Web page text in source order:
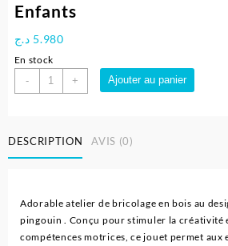
Enfants
5.980 د.ج
En stock
-
quantité
de
Bbricolage
en
Enfants
+ Ajouter au panier
DESCRIPTION AVIS (0)
Adorable atelier de bricolage en bois au
pingouin . Conçu pour stimuler la créativité
compétences motrices, ce jouet permet aux